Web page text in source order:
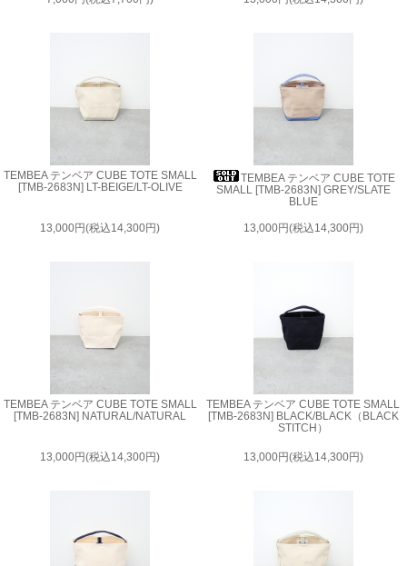
TEMBEA テンベア CUBE TOTE SMALL
[TMB-2683N] LT-BEIGE/LT-OLIVE
13,000円(税込14,300円)
TEMBEA テンベア CUBE TOTE
SMALL [TMB-2683N] GREY/SLATE
BLUE
13,000円(税込14,300円)
TEMBEA テンベア CUBE TOTE SMALL
[TMB-2683N] NATURAL/NATURAL
13,000円(税込14,300円)
TEMBEA テンベア CUBE TOTE SMALL
[TMB-2683N] BLACK/BLACK（BLACK
STITCH）
13,000円(税込14,300円)